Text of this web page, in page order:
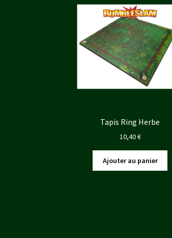
Tapis Ring Herbe
10,40€
Ajouter au panier